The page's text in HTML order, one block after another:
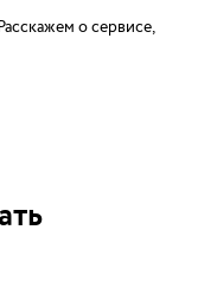
о сервисе,